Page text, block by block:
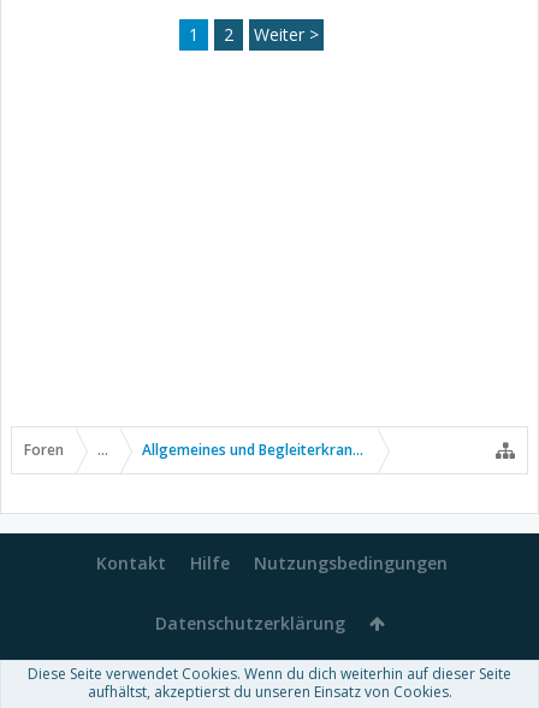
1 2 Weiter >
Foren ... Allgemeines und Begleiterkrankungen
Kontakt Hilfe Nutzungsbedingungen
Datenschutzerklärung
Forum software by XenForo™-Deutsch von xenDach
Diese Seite verwendet Cookies. Wenn du dich weiterhin auf dieser Seite
aufhältst, akzeptierst du unseren Einsatz von Cookies.